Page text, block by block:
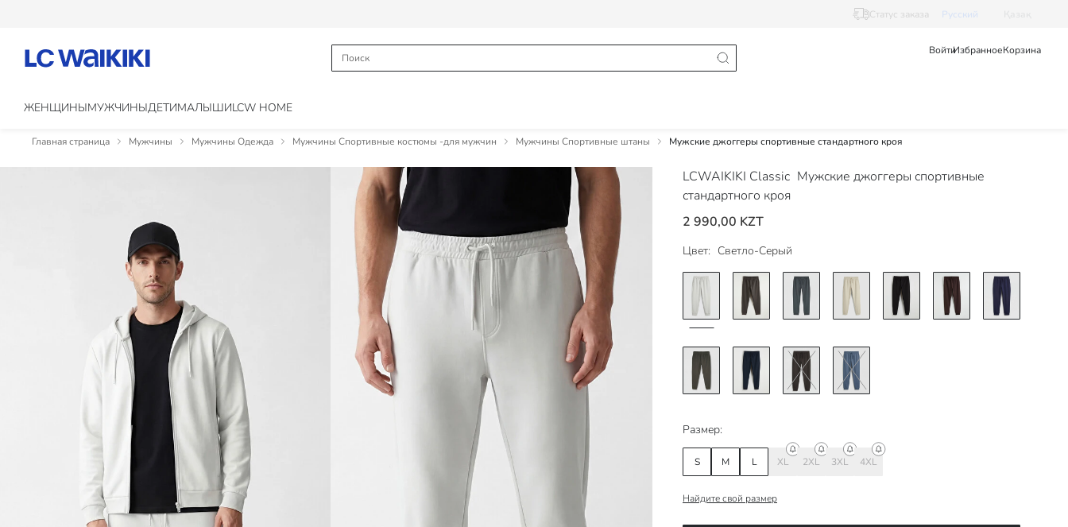
Статус заказа Pусский
ВойтиИзбранноеКорзина
ЖЕНЩИНЫМУЖЧИНЫДЕТИМАЛЫШИLCW HOME
Главная страница Мужчины Мужчины Одежда Мужчины Спортивные костюмы -для мужчин Мужчины Спортивные штаны Мужские джоггеры спортивные стандартного кроя
LCWAIKIKI Classic Мужские джоггеры спортивные
стандартного кроя
2 990,00 KZT
Цвет: Светло-Серый
Размер:
S M L XL 2XL 3XL 4XL
Найдите свой размер